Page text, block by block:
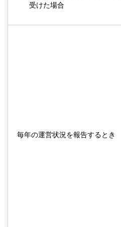
受けた場合
毎年の運営状況を報告するとき